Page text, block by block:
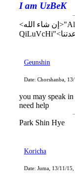
I am UzBeK
<إن شاء الله>"AlLoH yO'lIdA fAqAt sOlIh AmAl
Geunshin
Date: Chorshanba,
you may speak
need help
Park Shin Hye
Koricha
Date: Juma, 13/11/